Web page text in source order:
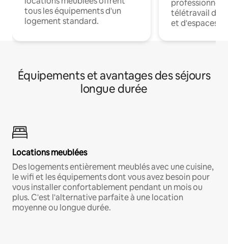
tous les équipements d'un
logement standard.
professionnels
télétravail
et d'espaces
Équipements et avantages des séjours
longue durée
Locations meublées
Des logements entièrement meublés avec une cuisine,
le wifi et les équipements dont vous avez besoin pour
vous installer confortablement pendant un mois ou
plus. C'est l'alternative parfaite à une location
moyenne ou longue durée.